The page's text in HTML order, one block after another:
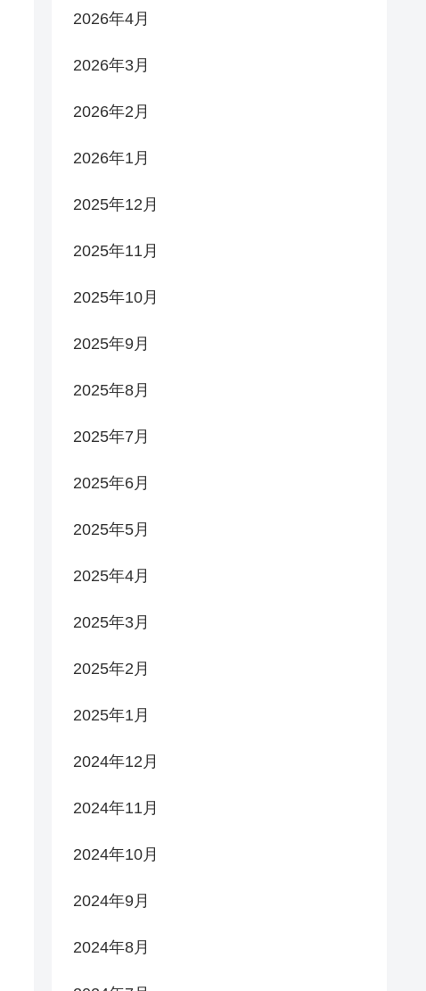
2026年4月
2026年3月
2026年2月
2026年1月
2025年12月
2025年11月
2025年10月
2025年9月
2025年8月
2025年7月
2025年6月
2025年5月
2025年4月
2025年3月
2025年2月
2025年1月
2024年12月
2024年11月
2024年10月
2024年9月
2024年8月